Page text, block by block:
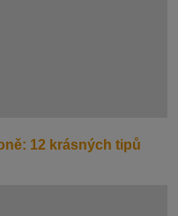
12 krásných tipů